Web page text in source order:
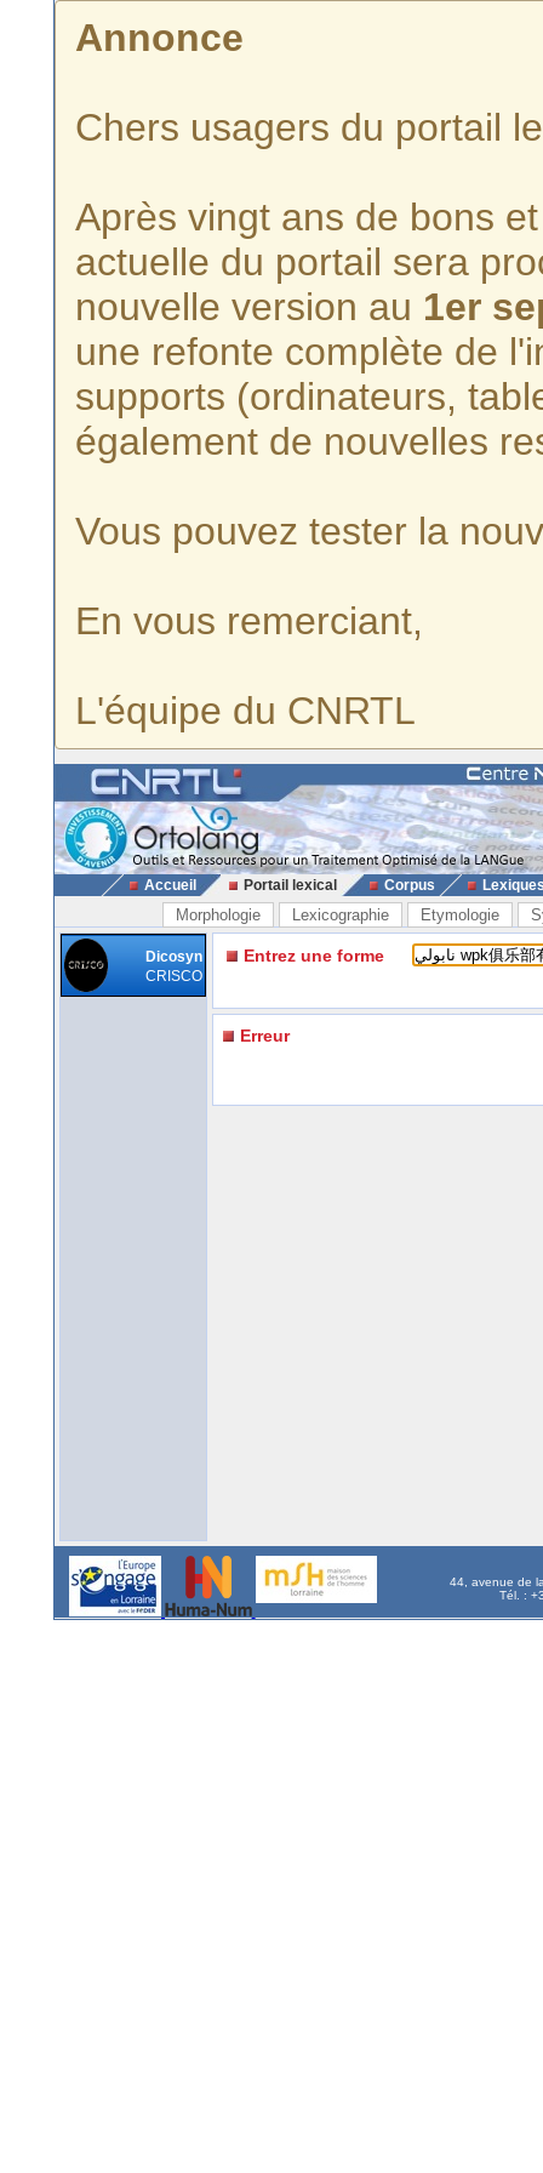
Annonce
Chers usagers du portail
Après vingt ans de bons
actuelle du portail sera
nouvelle version au 1er
une refonte complète de
supports (ordinateurs,
également de nouvelles
Vous pouvez tester la
En vous remerciant,
L'équipe du CNRTL
Accueil Portail lexical Corpus
Morphologie Lexicographie Etymologie
Dicosyn
CRISCO
Entrez une forme
Erreur
44, avenue de
Tél. :